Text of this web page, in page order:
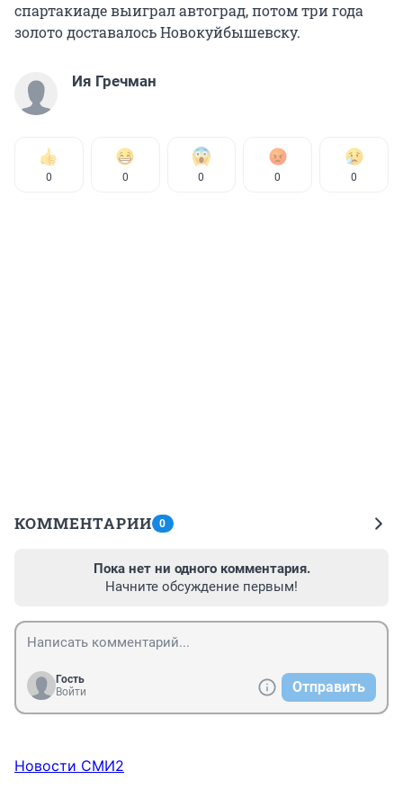
спартакиаде выиграл автоград, потом три года
золото доставалось Новокуйбышевску.
Ия Гречман
0 0 0 0 0
КОММЕНТАРИИ 0
Пока нет ни одного комментария.
Начните обсуждение первым!
Гость
Войти
Отправить
Новости СМИ2